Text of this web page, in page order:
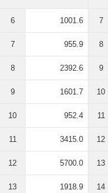
6 1001.6
7 955.9
8 2392.6
9 1601.7
10 952.4
11 3415.0
12 5700.0
13 1918.9
7
8
9
10
11
12
13
14